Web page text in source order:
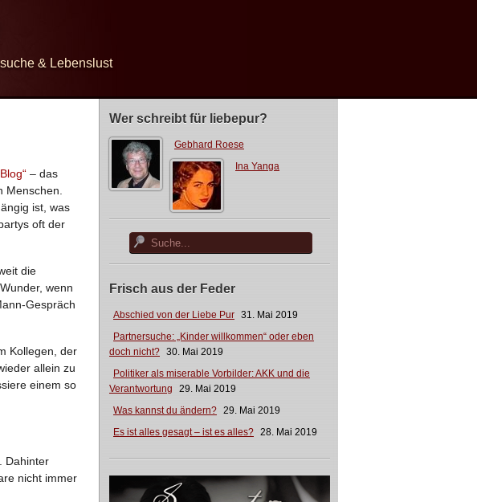
& Lebenslust
Wer schreibt für liebepur?
Gebhard Roese
Ina Yanga
Frisch aus der Feder
Abschied von der Liebe Pur 31. Mai 2019
Partnersuche: „Kinder willkommen“ oder eben
doch nicht? 30. Mai 2019
Politiker als miserable Vorbilder: AKK und die
Verantwortung
29. Mai 2019
Was kannst du ändern? 29. Mai 2019
Es ist alles gesagt – ist es alles? 28. Mai 2019
– das
ist, was
oft der
die
wenn
Gespräch
Kollegen, der
allein zu
einem so
Dahinter
nicht immer